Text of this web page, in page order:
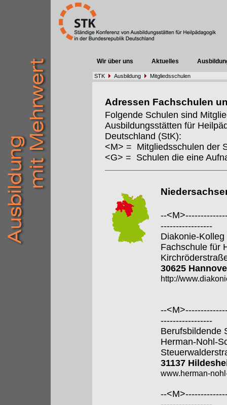
Wir über uns Aktuelles
STK Ausbildung Mitgliedsschulen
Adressen Fachschulen
Folgende Schulen sind
Ausbildungsstätten für
Deutschland (StK):
<M> = Mitgliedsschulen der
<G> = Schulen die eine
--
-----------------
Diakonie-
Fachschule für
30625
http://
--
-----------------
Berufsbildende
Herman-Nohl-
31137
www.herman-
--